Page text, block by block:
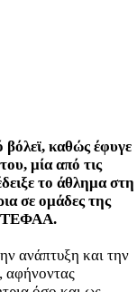
βόλεϊ, καθώς έφυγε
μία από τις
το άθλημα στη
σε ομάδες της
ΤΕΦΑΑ.
ανάπτυξη και την
αφήνοντας